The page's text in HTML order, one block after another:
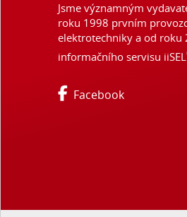
Jsme významným
roku 1998 prvním
elektrotechniky a od
informačního servisu iiSEL
Facebook